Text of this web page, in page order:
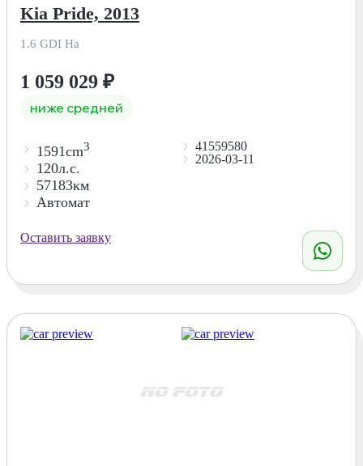
Kia Pride, 2013
1.6 GDI Ha
1 059 029 ₽
ниже средней
1591cm3
120л.с.
57183км
Автомат
41559580
2026-03-11
Оставить заявку